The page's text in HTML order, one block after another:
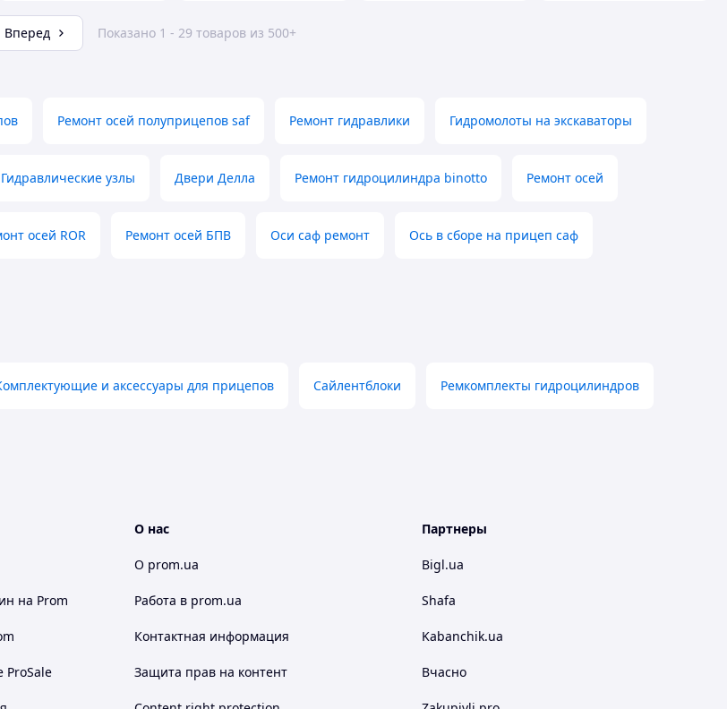
Вперед Показано 1 - 29 товаров из 500+
Ремонт осей полуприцепов saf Ремонт гидравлики Гидромолоты на экскаваторы
Гидравлические узлы Двери Делла Ремонт гидроцилиндра binotto Ремонт осей
осей ROR Ремонт осей БПВ Оси саф ремонт Ось в сборе на прицеп саф
и аксессуары для прицепов Сайлентблоки Ремкомплекты гидроцилиндров
на Prom
ProSale
О нас
О prom.ua
Работа в prom.ua
Контактная информация
Защита прав на контент
Партнеры
Bigl.ua
Shafa
Kabanchik.ua
Вчасно